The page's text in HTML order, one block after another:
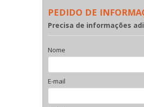
PEDIDO DE
Precisa de informações
Nome
E-mail